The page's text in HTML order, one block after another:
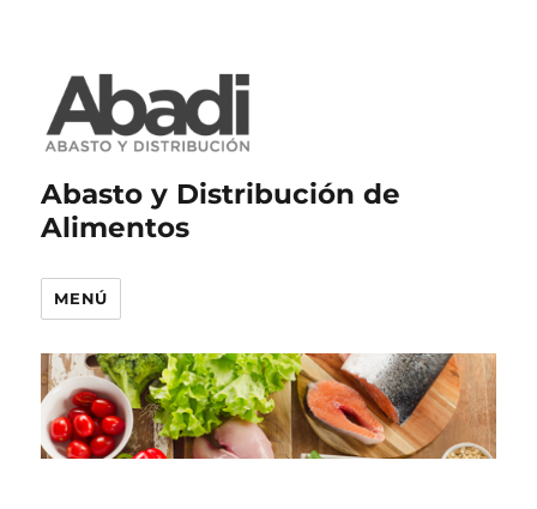
Abasto y Distribución de
Alimentos
MENÚ